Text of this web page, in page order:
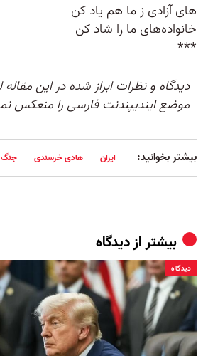
های آزادی ز ما هم یاد کن
خانواده‌های ما را شاد کن
***
دیدگاه و نظرات ابراز شده در این
موضع ایندیپندنت فارسی را منعکس
بیشتر بخوانید: ایران هادی خرسندی جنگ
بیشتر ازدیدگاه
دیدگاه